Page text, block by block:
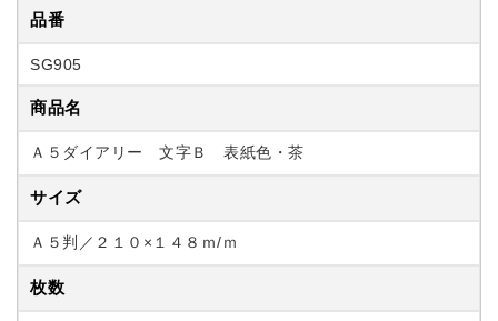
品番
SG905
商品名
Ａ５ダイアリー 文字Ｂ 表紙色・茶
サイズ
Ａ５判／２１０×１４８ｍ/ｍ
枚数